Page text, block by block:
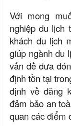
Với mong
nghiệp du lịch
khách du lịch
giúp ngành du
vấn đề đưa
định tồn tại
định về đăng
đảm bảo an
quan các điểm